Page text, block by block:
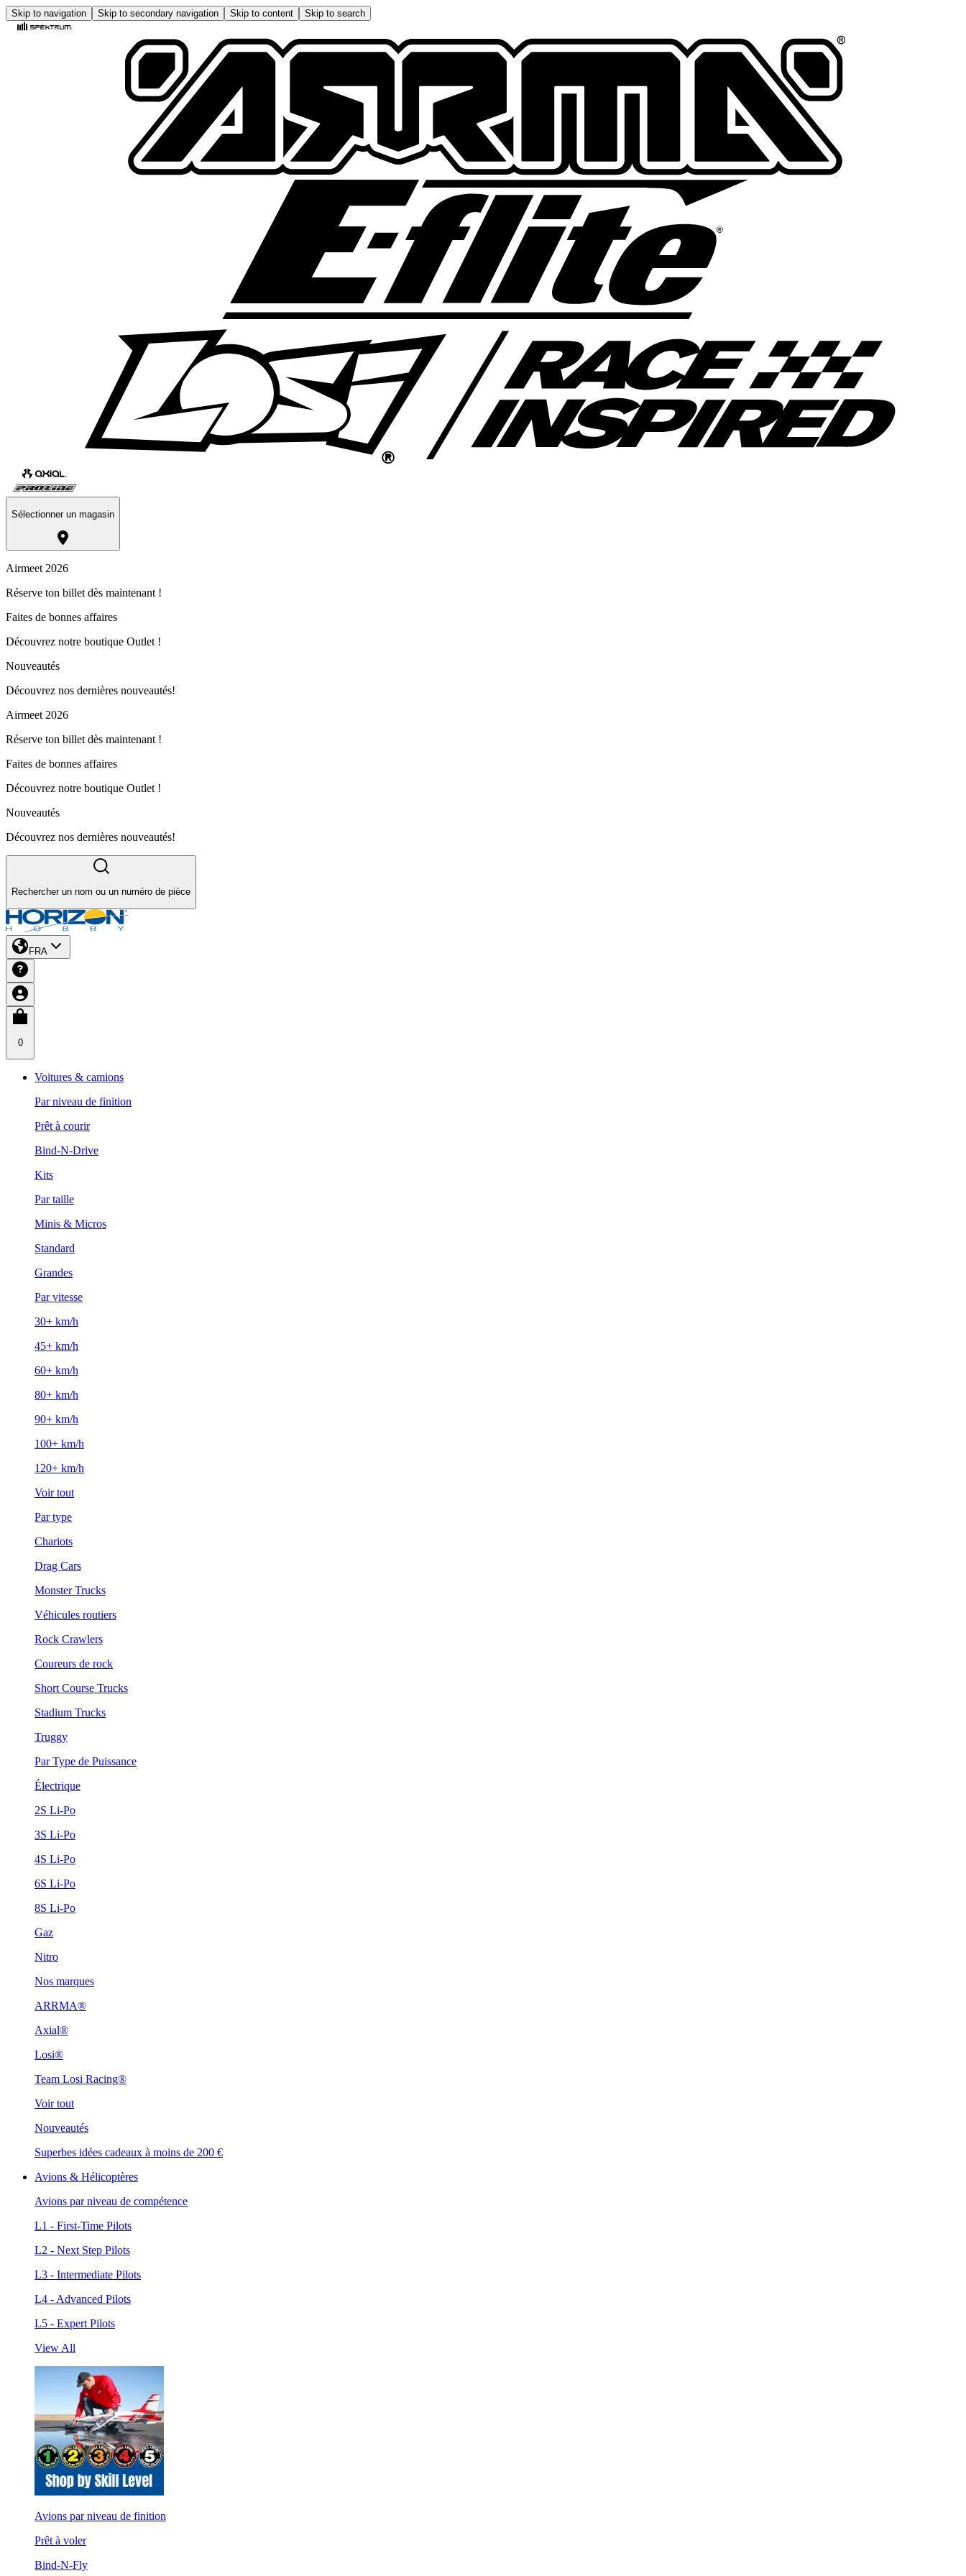
Skip to navigation Skip to secondary navigation Skip to content Skip to search
Sélectionner un magasin
Airmeet 2026
Réserve ton billet dès maintenant !
Faites de bonnes affaires
Découvrez notre boutique Outlet !
Nouveautés
Découvrez nos dernières nouveautés!
Airmeet 2026
Réserve ton billet dès maintenant !
Faites de bonnes affaires
Découvrez notre boutique Outlet !
Nouveautés
Découvrez nos dernières nouveautés!
Rechercher un nom ou un numéro de pièce
FRA
0
Voitures & camions
Par niveau de finition
Prêt à courir
Bind-N-Drive
Kits
Par taille
Minis & Micros
Standard
Grandes
Par vitesse
30+ km/h
45+ km/h
60+ km/h
80+ km/h
90+ km/h
100+ km/h
120+ km/h
Voir tout
Par type
Chariots
Drag Cars
Monster Trucks
Véhicules routiers
Rock Crawlers
Coureurs de rock
Short Course Trucks
Stadium Trucks
Truggy
Par Type de Puissance
Électrique
2S Li-Po
3S Li-Po
4S Li-Po
6S Li-Po
8S Li-Po
Gaz
Nitro
Nos marques
ARRMA®
Axial®
Losi®
Team Losi Racing®
Voir tout
Nouveautés
Superbes idées cadeaux à moins de 200 €
Avions & Hélicoptères
Avions par niveau de compétence
L1 - First-Time Pilots
L2 - Next Step Pilots
L3 - Intermediate Pilots
L4 - Advanced Pilots
L5 - Expert Pilots
View All
Avions par niveau de finition
Prêt à voler
Bind-N-Fly